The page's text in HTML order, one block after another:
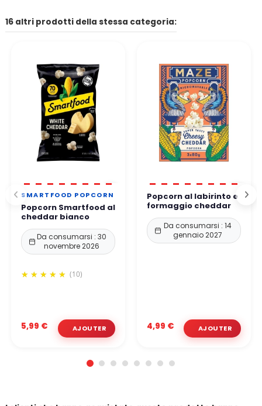
Altri metodi di pagamento disponibili a seconda del vostro
paese.
Potete ordinare in tutta tranquillità.
Il modulo di contatto del sito, l'indirizzo email indicato sul sito.
16 altri prodotti della stessa categoria:
SMARTFOOD POPCORN
Popcorn Smartfood al
cheddar bianco
Da consumarsi : 30
novembre 2026
(10)
5,99 €
Popcorn al labirinto e
formaggio cheddar
Da consumarsi : 14
gennaio 2027
4,99 €